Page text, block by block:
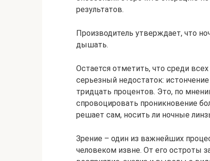
результатов.
Производитель утверждает, что
дышать.
Остается отметить, что среди
серьезный недостаток:
тридцать процентов. Это, по
спровоцировать проникновение
решает сам, носить ли ночные
Зрение – один из важнейших
человеком извне. От его остроты